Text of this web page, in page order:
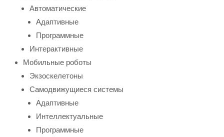
Автоматические
Адаптивные
Программные
Интерактивные
Мобильные роботы
Экзоскелетоны
Самодвижущиеся системы
Адаптивные
Интеллектуальные
Программные